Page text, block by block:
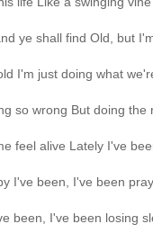
ye shall find Old, but
I'm just doing what
so wrong But doing the
feel alive Lately I've
I've been, I've been
been, I've been losing